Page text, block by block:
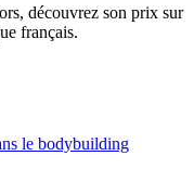
découvrez son prix sur
français.
le bodybuilding